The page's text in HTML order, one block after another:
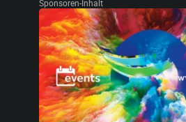
Sponsoren-Inhalt